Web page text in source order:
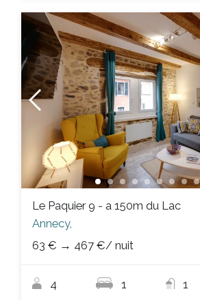
Le Paquier 9 - a 150m du Lac
Annecy,
63 € → 467 €/ nuit
4 1 1